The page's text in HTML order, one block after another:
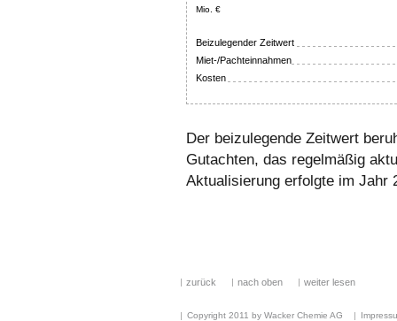
Mio. €
Beizulegender Zeitwert
Miet-/Pachteinnahmen
Kosten
Der beizulegende Zeitwert
Gutachten, das regelmäßig
Aktualisierung erfolgte im Jahr
zurück nach oben weiter lesen
Copyright 2011 by Wacker Chemie AG